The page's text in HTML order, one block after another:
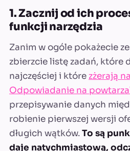
1. Zacznij od ich
funkcji narzędzia
Zanim w ogóle pokażecie
zbierzcie listę zadań, które
najczęściej i które zżerają
Odpowiadanie na
przepisywanie danych
robienie pierwszej wersji
długich wątków.To są
daje natychmiastową,